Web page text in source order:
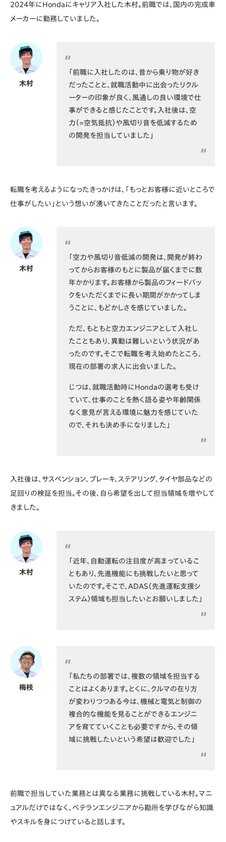
2024年にHondaにキャリア入社した木村。前職では、国内の完成車
メーカーに勤務していました。
木村
「前職に入社したのは、昔から乗り物が好き
だったことと、就職活動中に出会ったリクル
ーターの印象が良く、風通しの良い環境で仕
事ができると感じたことです。入社後は、空
力（=空気抵抗）や風切り音を低減するため
の開発を担当していました」
転職を考えるようになったきっかけは、「もっとお客様に近いところで
仕事がしたい」という想いが湧いてきたことだったと言います。
木村
「空力や風切り音低減の開発は、開発が終わ
ってからお客様のもとに製品が届くまでに数
年かかります。お客様から製品のフィードバッ
クをいただくまでに長い期間がかかってしま
うことに、もどかしさを感じていました。
ただ、もともと空力エンジニアとして入社し
たこともあり、異動は難しいという状況があ
ったのです。そこで転職を考え始めたところ、
現在の部署の求人に出会いました。
じつは、就職活動時にHondaの選考も受け
ていて、仕事のことを熱く語る姿や年齢関係
なく意見が言える環境に魅力を感じていた
ので、それも決め手になりました」
入社後は、サスペンション、ブレーキ、ステアリング、タイヤ部品などの
足回りの検証を担当。その後、自ら希望を出して担当領域を増やして
きました。
木村
「近年、自動運転の注目度が高まっているこ
ともあり、先進機能にも挑戦したいと思って
いたのです。そこで、ADAS（先進運転支援シ
ステム）領域も担当したいとお願いしました」
梅枝
「私たちの部署では、複数の領域を担当する
ことはよくあります。とくに、クルマの在り方
が変わりつつある今は、機械と電気と制御の
複合的な機能を見ることができるエンジニ
アを育てていくことも必要ですから、その領
域に挑戦したいという希望は歓迎でした」
前職で担当していた業務とは異なる業務に挑戦している木村。マニ
ュアルだけではなく、ベテランエンジニアから勘所を学びながら知識
やスキルを身につけていると話します。